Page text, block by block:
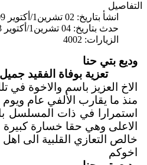
التفاصيل
انشأ بتاريخ: 02 تشرين1/أكتوير 2009
حدث بتاريخ: 04 تشرين1/أكتوير 2013
الزيارات: 4002
وديع بتي حنا
تعزية بوفاة الفقيد
الاخ العزيز باسم والاخوة في
منذ ما يقارب الألفي عام
استمرارا في ذات المسلسل
الاعلى وهي حقا خسارة
خالص التعازي القلبية الى
اخوكم